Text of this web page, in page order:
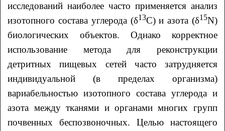
исследований наиболее часто применяется анализ
изотопного состава углерода (δ13С) и азота (δ15N)
биологических объектов. Однако корректное
использование метода для реконструкции
детритных пищевых сетей часто затрудняется
индивидуальной (в пределах организма)
вариабельностью изотопного состава углерода и
азота между тканями и органами многих групп
почвенных беспозвоночных. Целью настоящего